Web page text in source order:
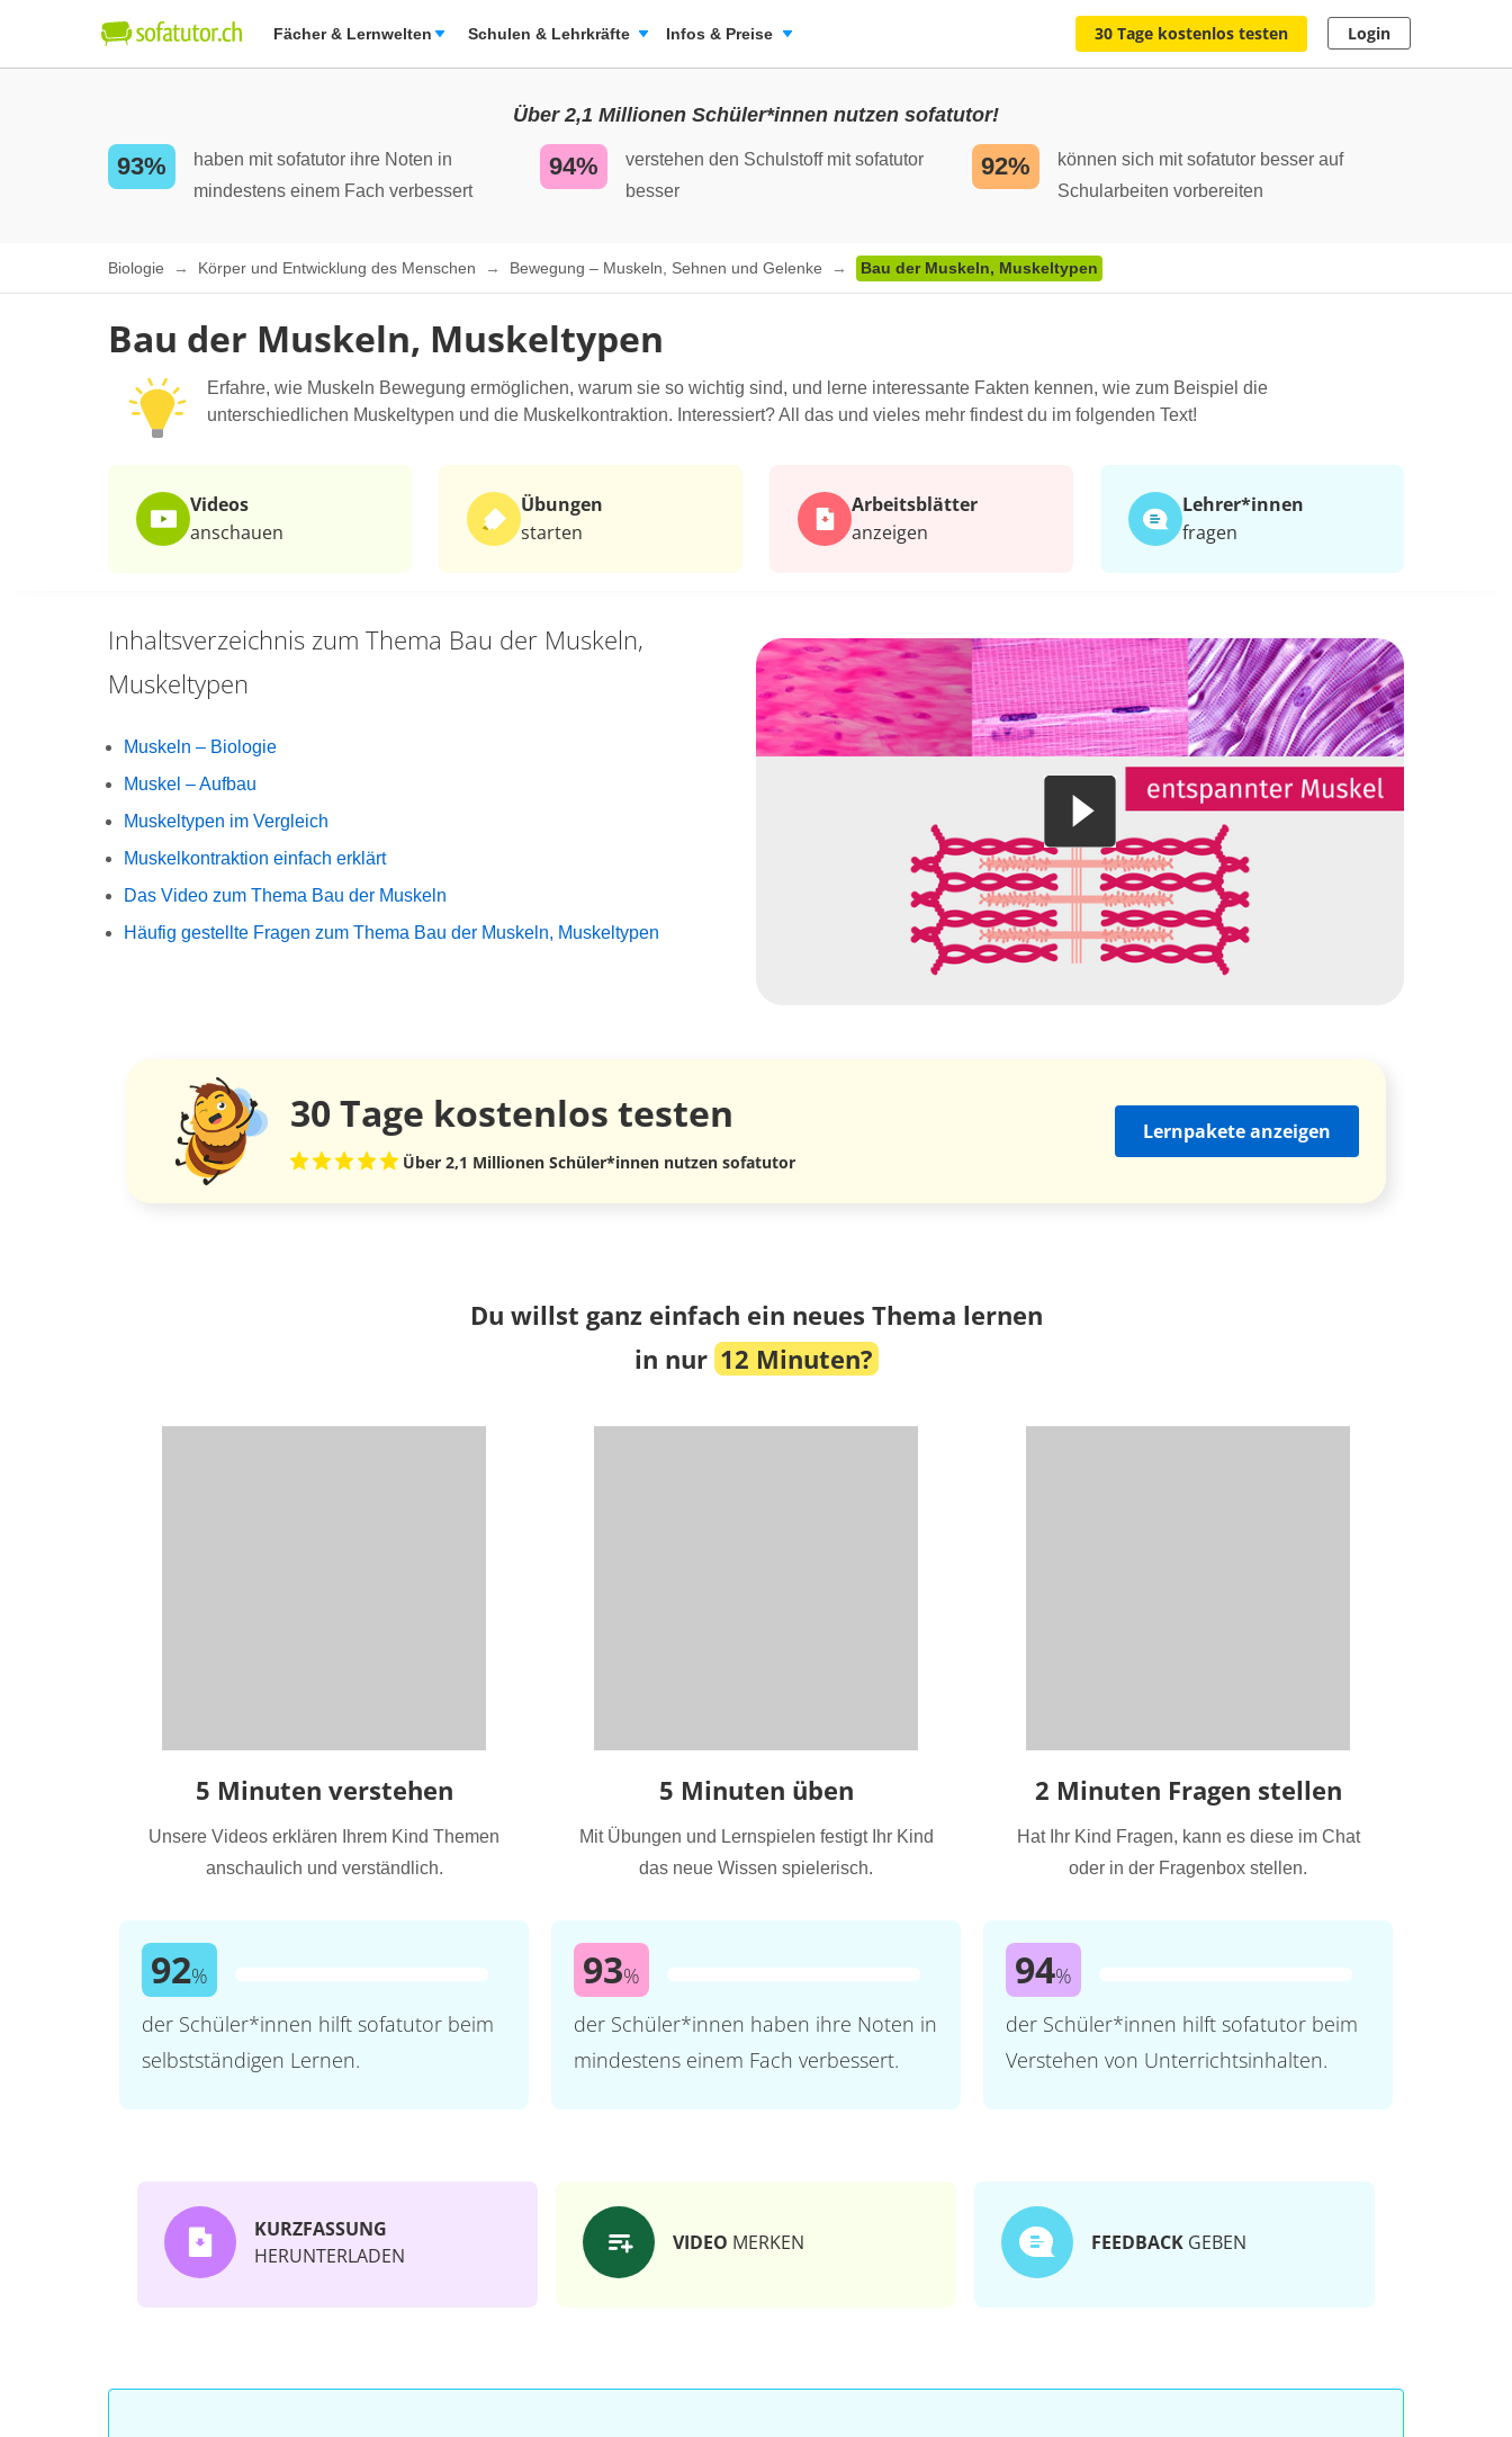
Fächer & Lernwelten Schulen & Lehrkräfte Infos & Preise 30 Tage kostenlos testen Login
Über 2,1 Millionen Schüler*innen nutzen sofatutor!
93%
haben mit sofatutor ihre Noten in
mindestens einem Fach verbessert
94%
verstehen den Schulstoff mit sofatutor
besser
92%
können sich mit sofatutor besser auf
Schularbeiten vorbereiten
Biologie Körper und Entwicklung des Menschen Bewegung – Muskeln, Sehnen und Gelenke Bau der Muskeln, Muskeltypen
Bau der Muskeln, Muskeltypen
Erfahre, wie Muskeln Bewegung ermöglichen, warum sie so wichtig sind, und lerne interessante Fakten kennen, wie zum Beispiel die
unterschiedlichen Muskeltypen und die Muskelkontraktion. Interessiert? All das und vieles mehr findest du im folgenden Text!
Videos
anschauen
Übungen
starten
Arbeits­blätter
anzeigen
Lehrer*​innen
fragen
Inhaltsverzeichnis zum Thema Bau der Muskeln,
Muskeltypen
Muskeln – Biologie
Muskel – Aufbau
Muskeltypen im Vergleich
Muskelkontraktion einfach erklärt
Das Video zum Thema Bau der Muskeln
Häufig gestellte Fragen zum Thema Bau der Muskeln, Muskeltypen
30 Tage kostenlos testen
Über 2,1 Millionen Schüler*innen nutzen sofatutor
Lernpakete anzeigen
Du willst ganz einfach ein neues Thema lernen
in nur 12 Minuten?
5 Minuten verstehen
Unsere Videos erklären Ihrem Kind Themen
anschaulich und verständlich.
92%
der Schüler*innen hilft sofatutor beim
selbstständigen Lernen.
5 Minuten üben
Mit Übungen und Lernspielen festigt Ihr Kind
das neue Wissen spielerisch.
93%
der Schüler*innen haben ihre Noten in
mindestens einem Fach verbessert.
2 Minuten Fragen stellen
Hat Ihr Kind Fragen, kann es diese im Chat
oder in der Fragenbox stellen.
94%
der Schüler*innen hilft sofatutor beim
Verstehen von Unterrichtsinhalten.
KURZFASSUNG
HERUNTERLADEN
VIDEO MERKEN FEEDBACK GEBEN